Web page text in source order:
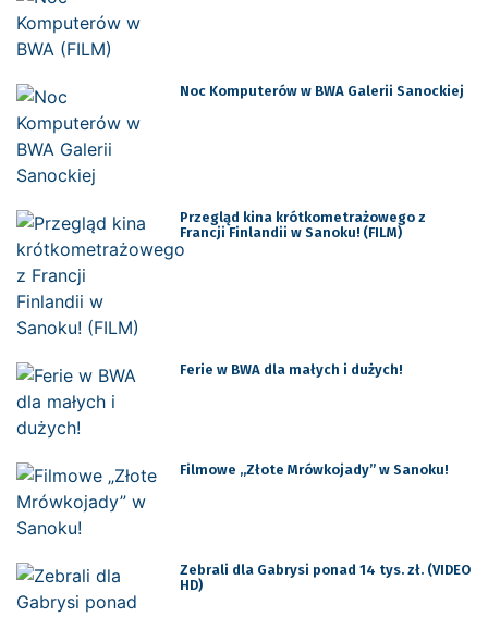
Noc Komputerów w BWA Galerii Sanockiej
Przegląd kina krótkometrażowego z
Francji Finlandii w Sanoku! (FILM)
Ferie w BWA dla małych i dużych!
Filmowe „Złote Mrówkojady” w Sanoku!
Zebrali dla Gabrysi ponad 14 tys. zł. (VIDEO
HD)